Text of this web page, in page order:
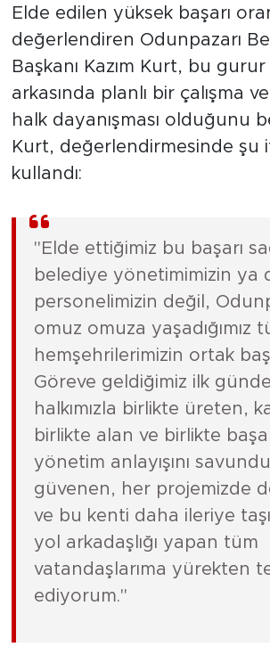
Elde edilen yüksek başarı
değerlendiren Odunpazarı
Başkanı Kazım Kurt, bu
arkasında planlı bir çalışma
halk dayanışması olduğunu
Kurt, değerlendirmesinde şu
kullandı:
"Elde ettiğimiz bu başarı
belediye yönetimimizin ya
personelimizin değil,
omuz omuza yaşadığımız
hemşehrilerimizin ortak
Göreve geldiğimiz ilk
halkımızla birlikte üreten,
birlikte alan ve birlikte
yönetim anlayışını
güvenen, her projemizde
ve bu kenti daha ileriye
yol arkadaşlığı yapan tüm
vatandaşlarıma yürekten
ediyorum."